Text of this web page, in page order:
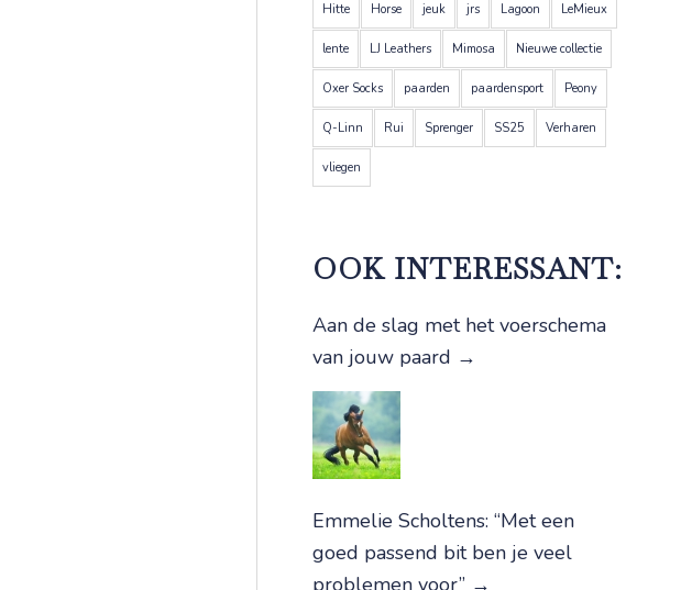
Hitte Horse jeuk jrs Lagoon LeMieux
lente LJ Leathers Mimosa Nieuwe collectie
Oxer Socks paarden paardensport Peony
Q-Linn Rui Sprenger SS25 Verharen
vliegen
OOK INTERESSANT:
Aan de slag met het voerschema
van jouw paard →
Emmelie Scholtens: “Met een
goed passend bit ben je veel
problemen voor” →